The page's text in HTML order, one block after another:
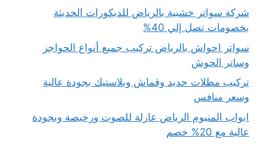
شركة سواتر خشبية بالرياض للديكورات الحديثة
بخصومات تصل إلي 40%
سواتر احواش بالرياض تركيب جميع أنواع الحواجز
وساتر الحوش
تركيب مظلات حديد وقماش وبلاستيك بجودة عالية
وسعر منافس
ابواب المنيوم الرياض عازلة للصوت ورخيصة وبجودة
عالية مع 20% خصم